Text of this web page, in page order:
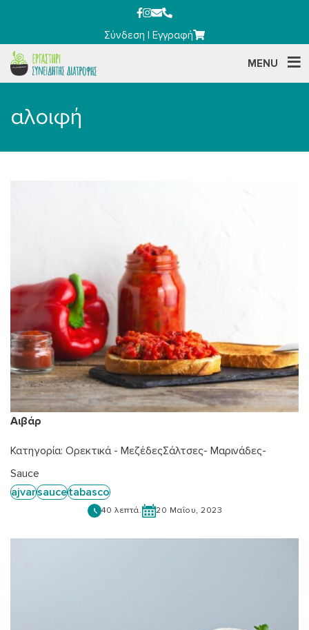
Σύνδεση |Εγγραφή
MENU
αλοιφή
Αιβάρ
Κατηγορία: Ορεκτικά - ΜεζέδεςΣάλτσες- Μαρινάδες-
Sauce
ajvarsaucetabasco
40 λεπτά. 20 Μαΐου, 2023